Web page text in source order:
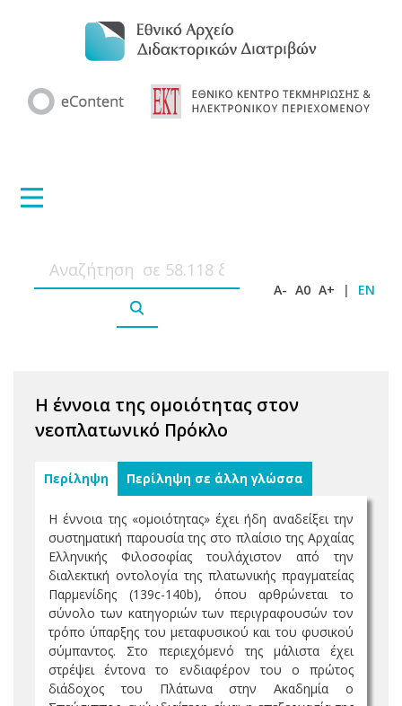
A- A0 A+ | EN
Η έννοια της ομοιότητας στον
νεοπλατωνικό Πρόκλο
Περίληψη Περίληψη σε άλλη γλώσσα
Η έννοια της «ομοιότητας» έχει ήδη αναδείξει την
συστηματική παρουσία της στο πλαίσιο της Αρχαίας
Ελληνικής Φιλοσοφίας τουλάχιστον από την
διαλεκτική οντολογία της πλατωνικής πραγματείας
Παρμενίδης (139c-140b), όπου αρθρώνεται το
σύνολο των κατηγοριών των περιγραφουσών τον
τρόπο ύπαρξης του μεταφυσικού και του φυσικού
σύμπαντος. Στο περιεχόμενό της μάλιστα έχει
στρέψει έντονα το ενδιαφέρον του ο πρώτος
διάδοχος του Πλάτωνα στην Ακαδημία ο